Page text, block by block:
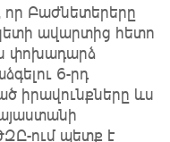
որ Բաժնետերերը
ավարտից հետո
փոխադարձ
6-րդ
իրավունքները ևս
ում պետք է